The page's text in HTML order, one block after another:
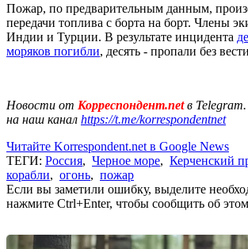
Пожар, по предварительным данным,
передачи топлива с борта на борт. Члены
Индии и Турции. В результате инцидента
моряков погибли, десять - пропали без
Новости от Корреспондент.netв
на наш канал https://t.me/korrespondentnet
Читайте Korrespondent.net в Google News
ТЕГИ: Россия, Черное море, Керченский
корабли, огонь, пожар
Если вы заметили ошибку, выделите
нажмите Ctrl+Enter, чтобы сообщить об